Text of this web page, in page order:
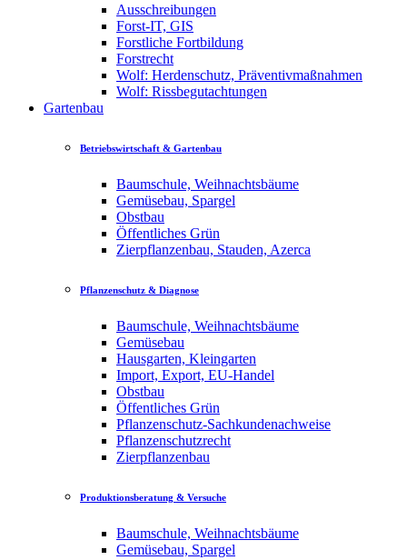
Ausschreibungen
Forst-IT, GIS
Forstliche Fortbildung
Forstrecht
Wolf: Herdenschutz, Präventivmaßnahmen
Wolf: Rissbegutachtungen
Gartenbau
Betriebswirtschaft & Gartenbau
Baumschule, Weihnachtsbäume
Gemüsebau, Spargel
Obstbau
Öffentliches Grün
Zierpflanzenbau, Stauden, Azerca
Pflanzenschutz & Diagnose
Baumschule, Weihnachtsbäume
Gemüsebau
Hausgarten, Kleingarten
Import, Export, EU-Handel
Obstbau
Öffentliches Grün
Pflanzenschutz-Sachkundenachweise
Pflanzenschutzrecht
Zierpflanzenbau
Produktionsberatung & Versuche
Baumschule, Weihnachtsbäume
Gemüsebau, Spargel